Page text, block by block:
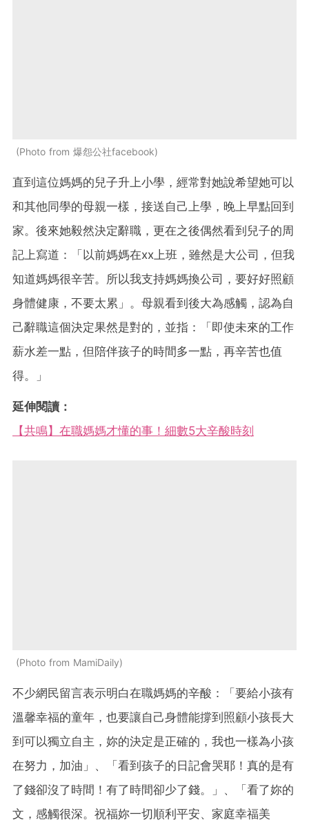
Photo from 爆怨公社facebook
直到這位媽媽的兒子升上小學，經常對她說希望她可以
和其他同學的母親一樣，接送自己上學，晚上早點回到
家。後來她毅然決定辭職，更在之後偶然看到兒子的周
記上寫道：「以前媽媽在xx上班，雖然是大公司，但我
知道媽媽很辛苦。所以我支持媽媽換公司，要好好照顧
身體健康，不要太累」。母親看到後大為感觸，認為自
己辭職這個決定果然是對的，並指：「即使未來的工作
薪水差一點，但陪伴孩子的時間多一點，再辛苦也值
得。」
延伸閱讀：
【共鳴】在職媽媽才懂的事！細數5大辛酸時刻
Photo from MamiDaily
不少網民留言表示明白在職媽媽的辛酸：「要給小孩有
溫馨幸福的童年，也要讓自己身體能撐到照顧小孩長大
到可以獨立自主，妳的決定是正確的，我也一樣為小孩
在努力，加油」、「看到孩子的日記會哭耶！真的是有
了錢卻沒了時間！有了時間卻少了錢。」、「看了妳的
文，感觸很深。祝福妳一切順利平安、家庭幸福美